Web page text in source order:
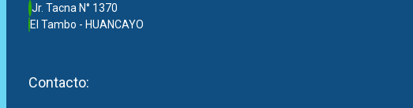
Jr. Tacna N° 1370
El Tambo - HUANCAYO
Contacto: